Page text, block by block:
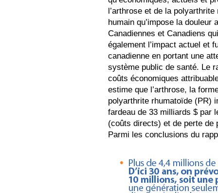
l’arthrose et de la
humain qu’impose la
Canadiennes et Canadiens
également l’impact actuel et
canadienne en portant une
système public de santé. Le
coûts économiques
estime que l’arthrose, la
polyarthrite rhumatoïde (PR)
fardeau de 33 milliards $ par
(coûts directs) et de perte
Parmi les conclusions du